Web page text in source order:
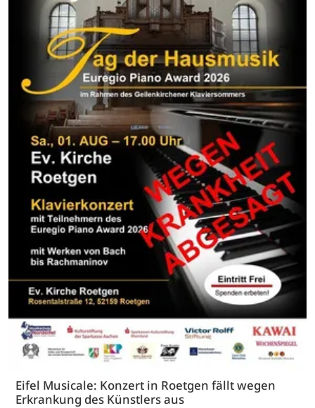
Eifel Musicale: Konzert in Roetgen fällt wegen
Erkrankung des Künstlers aus